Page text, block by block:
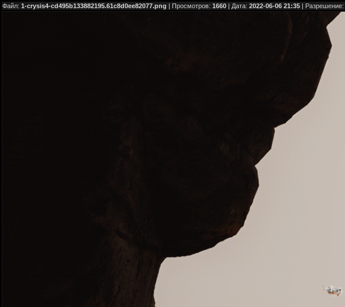
Файл: 1-crysis4-cd495b133882195.61c8d0ee82077.png | Просмотров: 1660 | Дата: 2022-06-06 21:35 | Разрешение: